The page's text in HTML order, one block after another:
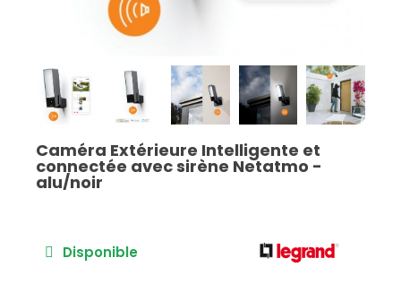
Caméra Extérieure Intelligente et
connectée avec sirène Netatmo -
alu/noir
Disponible